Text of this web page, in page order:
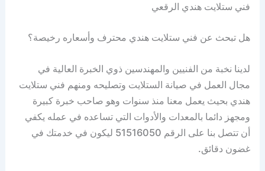
فني ستلايت هندي الرقعي
هل تبحث عن فني ستلايت هندي محترف وأسعاره رخيصة؟
لدينا نخبة من الفنيين والمهندسين ذوي الخبرة العالية في
مجال العمل في صيانة الستلايت وتصليحه ومنهم فني ستلايت
هندي بحيث يعمل معنا منذ سنوات وهو صاحب خبرة كبيرة
ومجهز دائما بالمعدات والأدوات التي تساعده في عمله يكفي
أن تتصل بنا على الرقم 51516050 ليكون في خدمتك في
غضون دقائق.